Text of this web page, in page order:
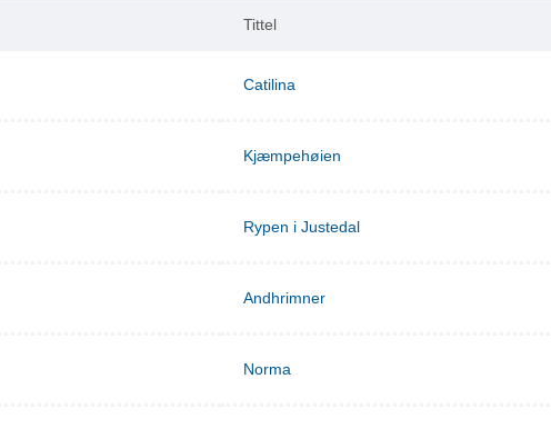
Tittel
Catilina
Kjæmpehøien
Rypen i Justedal
Andhrimner
Norma